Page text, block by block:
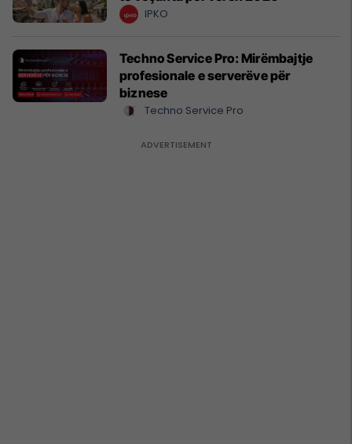
IPKO
Techno Service Pro: Mirëmbajtje
profesionale e serverëve për
biznese
Techno Service Pro